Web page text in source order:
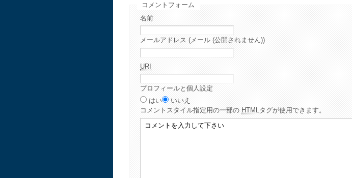
コメントフォーム
名前
メールアドレス (メール (公開されません))
URI
プロフィールと個人設定
はい
いいえ
コメント スタイル指定用の一部の HTMLタグが使用できます。